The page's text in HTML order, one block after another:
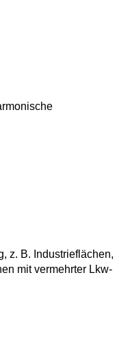
z. B. Industrieflächen,
mit vermehrter Lkw-